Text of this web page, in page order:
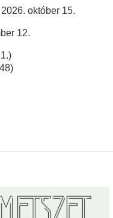
október 15.
12.